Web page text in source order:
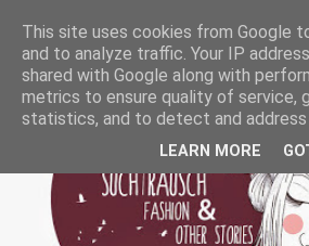
This site uses cookies from Google
and to analyze traffic. Your IP
shared with Google along with
metrics to ensure quality of service,
statistics, and to detect and address
LEARN MORE